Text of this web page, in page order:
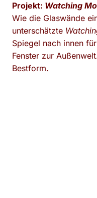
Projekt: Watching
Wie die Glaswände
unterschätzte
Spiegel nach innen
Fenster zur
Bestform.